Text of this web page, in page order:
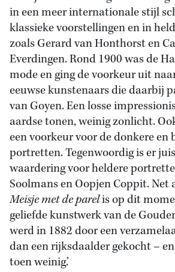
in een meer internationale stijl
klassieke voorstellingen en in
zoals Gerard van Honthorst en
Everdingen. Rond 1900 was de
mode en ging de voorkeur uit
eeuwse kunstenaars die daarbij
van Goyen. Een losse
aardse tonen, weinig zonlicht.
een voorkeur voor de donkere en
portretten. Tegenwoordig is er
waardering voor heldere
Soolmans en Oopjen Coppit. Net
Meisje met de parelis op dit
geliefde kunstwerk van de
werd in 1882 door een
dan een rijksdaalder gekocht –
toen weinig.’